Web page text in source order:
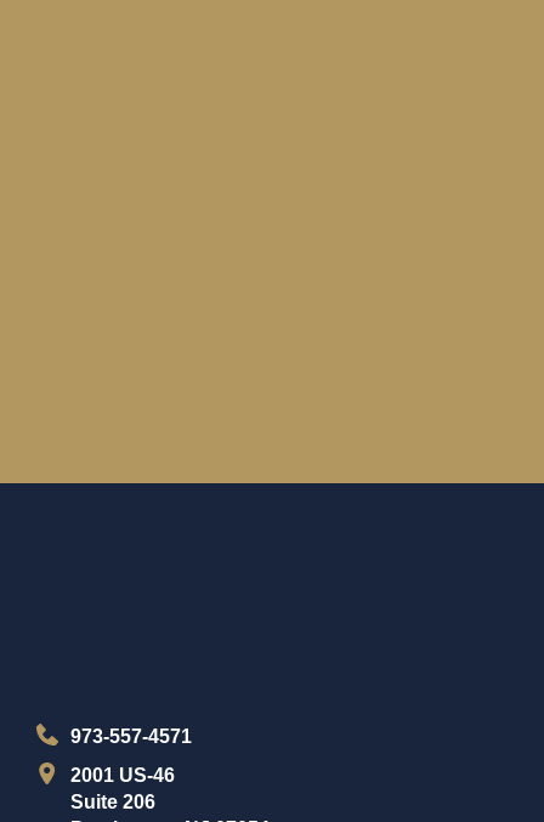
973-557-4571
2001 US-46
Suite 206